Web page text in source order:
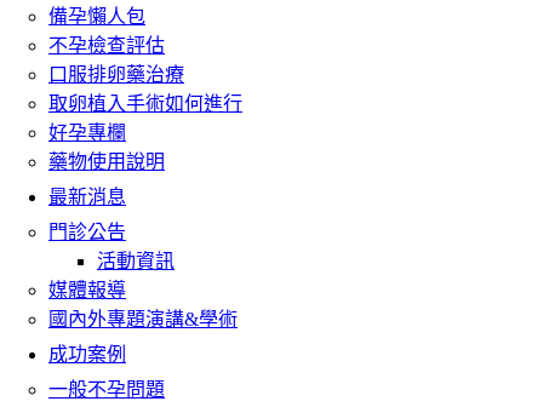
備孕懶人包
不孕檢查評估
口服排卵藥治療
取卵植入手術如何進行
好孕專欄
藥物使用說明
最新消息
門診公告
活動資訊
媒體報導
國內外專題演講&學術
成功案例
一般不孕問題